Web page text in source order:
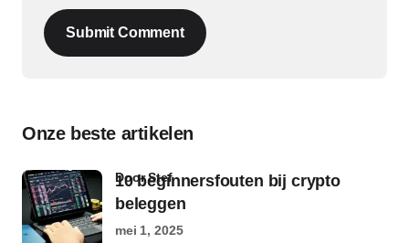
Submit Comment
Onze beste artikelen
10 beginnersfouten bij crypto
beleggen
door Stef
mei 1, 2025